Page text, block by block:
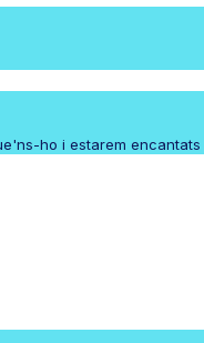
ho i estarem